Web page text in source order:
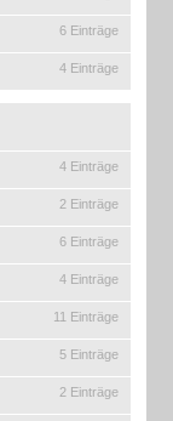
6 Einträge
4 Einträge
4 Einträge
2 Einträge
6 Einträge
4 Einträge
11 Einträge
5 Einträge
2 Einträge